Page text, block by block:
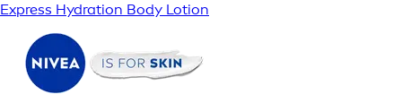
Express Hydration Body Lotion